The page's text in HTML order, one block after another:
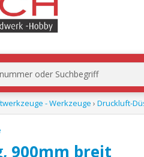
- Werkzeuge › Druckluft-
900mm breit